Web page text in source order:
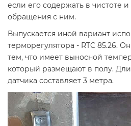
если его содержать в чистоте и
обращения с ним.
Выпускается иной вариант
терморегулятора - RTC 85.26.
тем, что имеет выносной
который размещают в полу.
датчика составляет 3 метра.